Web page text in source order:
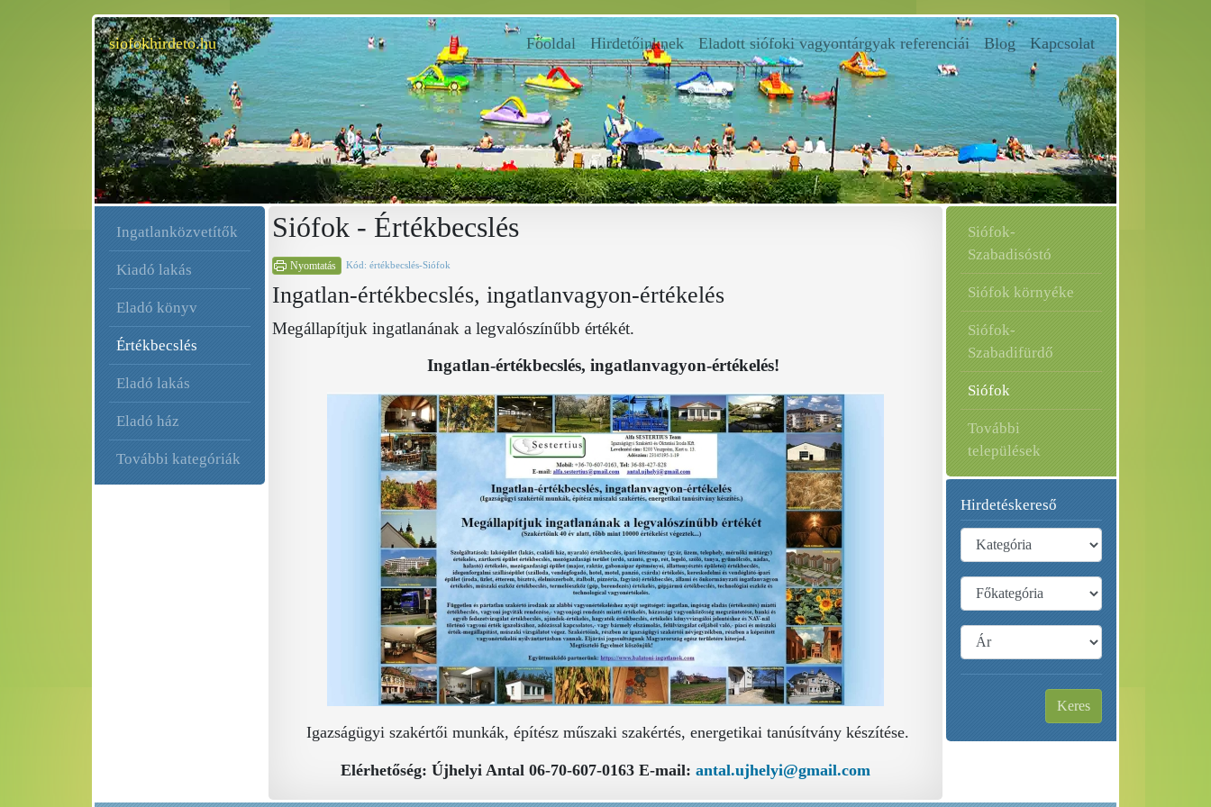
siofokhirdeto.hu Főoldal (current)
Hirdetőinknek Eladott siófoki vagyontárgyak referenciái Blog Kapcsolat
Ingatlanközvetítők
Kiadó lakás
Eladó könyv
Értékbecslés
Eladó lakás
Eladó ház
További kategóriák
Siófok-
Szabadisóstó
Siófok környéke
Siófok-
Szabadifürdő
Siófok
További
települések
Hirdetéskereső
Keres
Siófok - Értékbecslés
Nyomtatás Kód: értékbecslés-Siófok
Ingatlan-értékbecslés, ingatlanvagyon-értékelés
Megállapítjuk ingatlanának a legvalószínűbb értékét.
Ingatlan-értékbecslés, ingatlanvagyon-értékelés!
Igazságügyi szakértői munkák, építész műszaki szakértés, energetikai tanúsítvány készítése.
Elérhetőség: Újhelyi Antal 06-70-607-0163 E-mail: antal.ujhelyi@gmail.com